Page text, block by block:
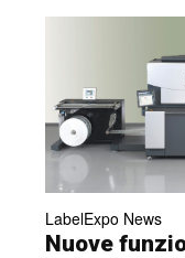
LabelExpo News
Nuove